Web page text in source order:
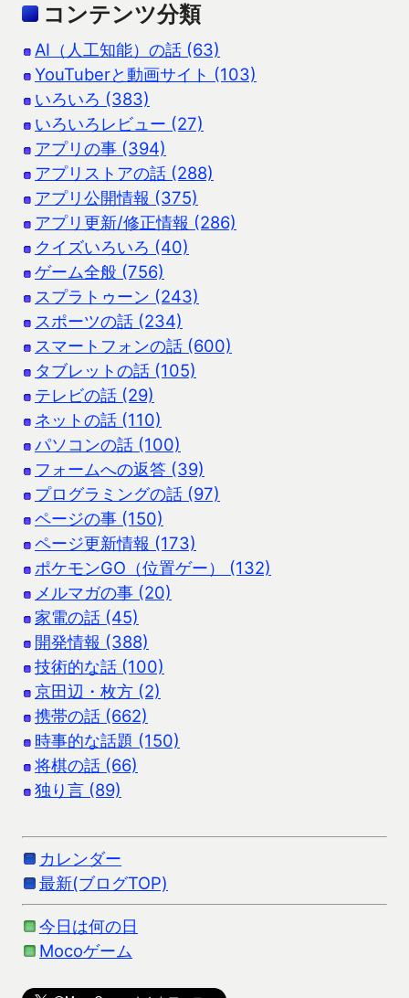
コンテンツ分類
AI（人工知能）の話 (63)
YouTuberと動画サイト (103)
いろいろ (383)
いろいろレビュー (27)
アプリの事 (394)
アプリストアの話 (288)
アプリ公開情報 (375)
アプリ更新/修正情報 (286)
クイズいろいろ (40)
ゲーム全般 (756)
スプラトゥーン (243)
スポーツの話 (234)
スマートフォンの話 (600)
タブレットの話 (105)
テレビの話 (29)
ネットの話 (110)
パソコンの話 (100)
フォームへの返答 (39)
プログラミングの話 (97)
ページの事 (150)
ページ更新情報 (173)
ポケモンGO（位置ゲー） (132)
メルマガの事 (20)
家電の話 (45)
開発情報 (388)
技術的な話 (100)
京田辺・枚方 (2)
携帯の話 (662)
時事的な話題 (150)
将棋の話 (66)
独り言 (89)
カレンダー
最新(ブログTOP)
今日は何の日
Mocoゲーム